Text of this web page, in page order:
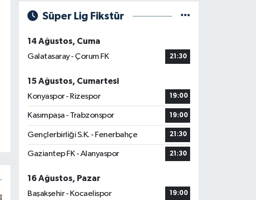
Süper Lig Fikstür
14 Ağustos, Cuma
Galatasaray - Çorum FK
21:30
15 Ağustos, Cumartesi
Konyaspor - Rizespor
19:00
Kasımpaşa - Trabzonspor 19:00
Gençlerbirliği S.K. - Fenerbahçe 21:30
Gaziantep FK - Alanyaspor 21:30
16 Ağustos, Pazar
Başakşehir - Kocaelispor
19:00